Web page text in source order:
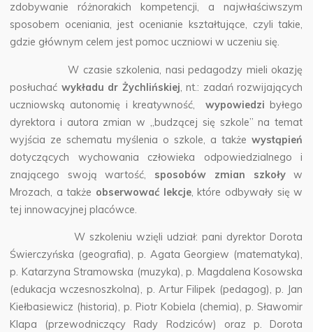
zdobywanie różnorakich kompetencji, a najwłaściwszym
sposobem oceniania, jest ocenianie kształtujące, czyli takie,
gdzie głównym celem jest pomoc uczniowi w uczeniu się.
W czasie szkolenia, nasi pedagodzy mieli okazję
posłuchać wykładu dr Żychlińskiej, nt.: zadań rozwijających
uczniowską autonomię i kreatywność,wypowiedzi byłego
dyrektora i autora zmian w „budzącej się szkole” na temat
wyjścia ze schematu myślenia o szkole, a takżewystąpień
dotyczących wychowania człowieka odpowiedzialnego i
znającego swoją wartość, sposobów zmian szkoływ
Mrozach, a także obserwować lekcje, które odbywały się w
tej innowacyjnej placówce.
W szkoleniu wzięli udział: pani dyrektor Dorota
Świerczyńska (geografia), p. Agata Georgiew (matematyka),
p. Katarzyna Stramowska (muzyka), p. Magdalena Kosowska
(edukacja wczesnoszkolna), p. Artur Filipek (pedagog), p. Jan
Kiełbasiewicz (historia), p. Piotr Kobiela (chemia), p. Sławomir
Klapa (przewodniczący Rady Rodziców) oraz p. Dorota